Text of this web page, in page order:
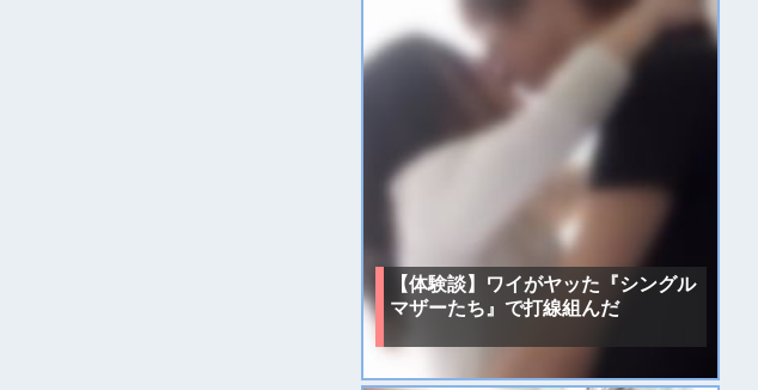
【体験談】ワイがヤッた『シングル
マザーたち』で打線組んだ